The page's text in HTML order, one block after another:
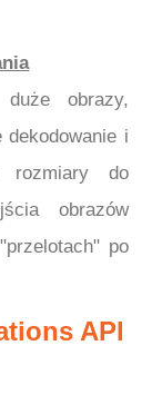
obrazy,
i
rozmiary do
obrazów
po
API